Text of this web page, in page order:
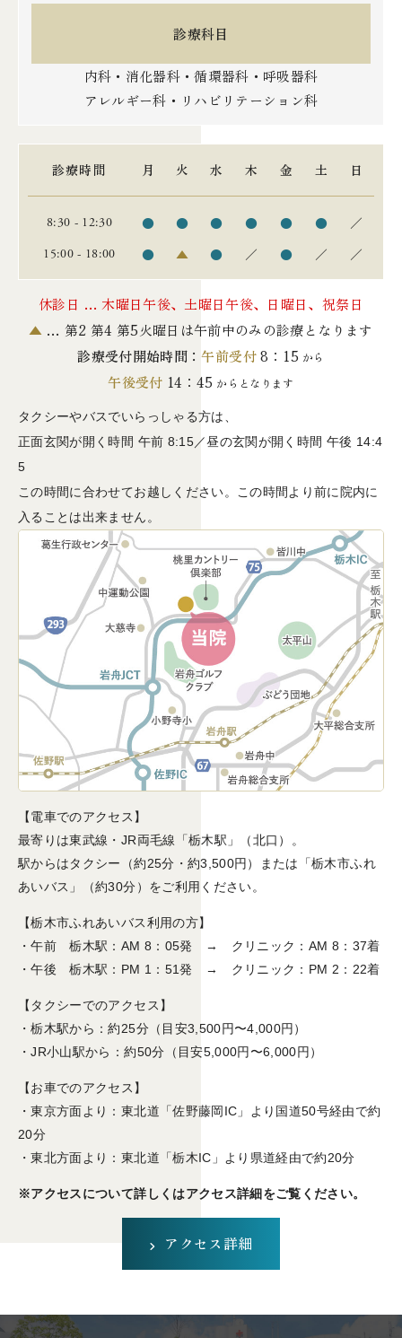
診療科目
内科・消化器科・循環器科・呼吸器科
アレルギー科・リハビリテーション科
診療時間 月 火 水 木 金 土 日
8:30 - 12:30 ● ● ● ● ● ● ／
15:00 - 18:00 ● ▲ ● ／ ● ／ ／
休診日 … 木曜日午後、土曜日午後、日曜日、祝祭日
▲ … 第2 第4 第5火曜日は午前中のみの診療となります
診療受付開始時間：午前受付8：15 から
午後受付 14：45 からとなります
タクシーやバスでいらっしゃる方は、
正面玄関が開く時間 午前 8:15／昼の玄関が開く時間 午後 14:4
5
この時間に合わせてお越しください。この時間より前に院内に
入ることは出来ません。
【電車でのアクセス】
最寄りは東武線・JR両毛線「栃木駅」（北口）。
駅からはタクシー（約25分・約3,500円）または「栃木市ふれ
あいバス」（約30分）をご利用ください。
【栃木市ふれあいバス利用の方】
・午前 栃木駅：AM 8：05発 → クリニック：AM 8：37着
・午後 栃木駅：PM 1：51発 → クリニック：PM 2：22着
【タクシーでのアクセス】
・栃木駅から：約25分（目安3,500円〜4,000円）
・JR小山駅から：約50分（目安5,000円〜6,000円）
【お車でのアクセス】
・東京方面より：東北道「佐野藤岡IC」より国道50号経由で約
20分
・東北方面より：東北道「栃木IC」より県道経由で約20分
※アクセスについて詳しくはアクセス詳細をご覧ください。
アクセス詳細